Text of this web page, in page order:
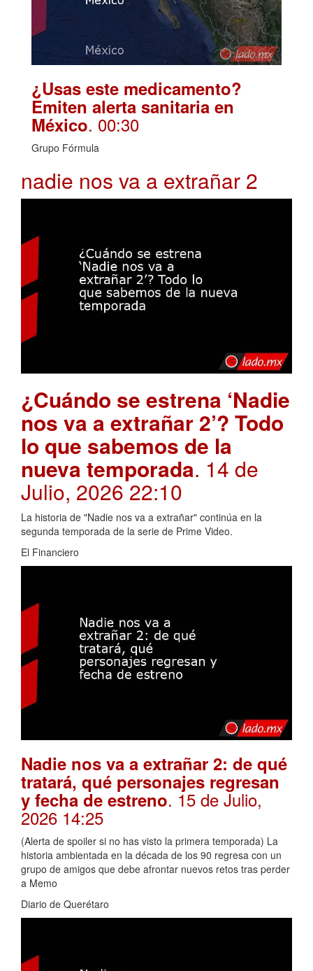
¿Usas este medicamento?
Emiten alerta sanitaria en
México. 00:30
Grupo Fórmula
nadie nos va a extrañar 2
¿Cuándo se estrena ‘Nadie
nos va a extrañar 2’? Todo
lo que sabemos de la
nueva temporada. 14 de
Julio, 2026 22:10
La historia de "Nadie nos va a extrañar" continúa en la
segunda temporada de la serie de Prime Video.
El Financiero
Nadie nos va a extrañar 2: de qué
tratará, qué personajes regresan
y fecha de estreno. 15 de Julio,
2026 14:25
(Alerta de spoiler si no has visto la primera temporada) La
historia ambientada en la década de los 90 regresa con un
grupo de amigos que debe afrontar nuevos retos tras perder
a Memo
Diario de Querétaro